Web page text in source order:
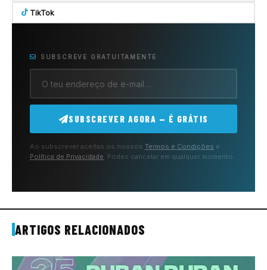
TikTok
SUBSCREVE GRATUITAMENTE
SUBSCREVER AGORA — É GRÁTIS
Ao subscrever aceitas os nossos Termos e Condições e
Política de Privacidade. Podes cancelar em qualquer momento.
ARTIGOS RELACIONADOS